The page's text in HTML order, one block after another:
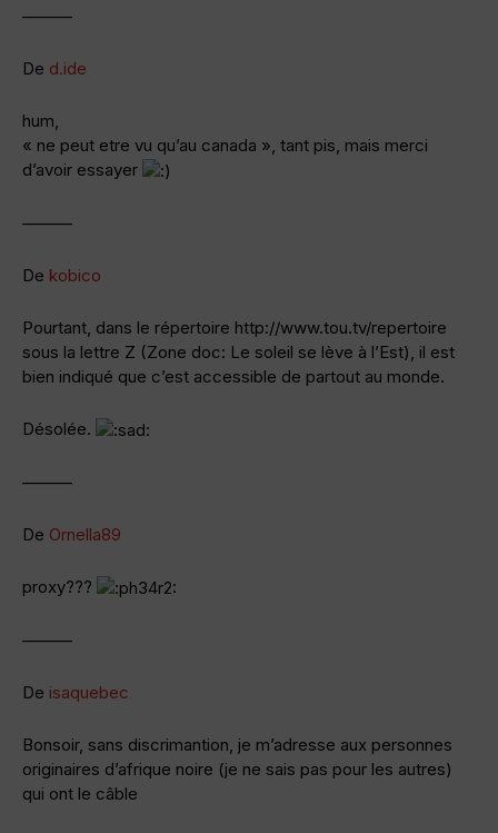
———
De d.ide
hum,
« ne peut etre vu qu’au canada », tant pis, mais merci
d’avoir essayer
———
De kobico
Pourtant, dans le répertoire http://www.tou.tv/repertoire
sous la lettre Z (Zone doc: Le soleil se lève à l’Est), il est
bien indiqué que c’est accessible de partout au monde.
Désolée.
———
De Ornella89
proxy???
———
De isaquebec
Bonsoir, sans discrimantion, je m’adresse aux personnes
originaires d’afrique noire (je ne sais pas pour les autres)
qui ont le câble